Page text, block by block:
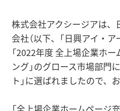
株式会社アクシージアは、
会社（以下、「日興アイ・ア
「2022年度 全上場企業ホ
ング」のグロース市場部門
ト」に選ばれましたので、